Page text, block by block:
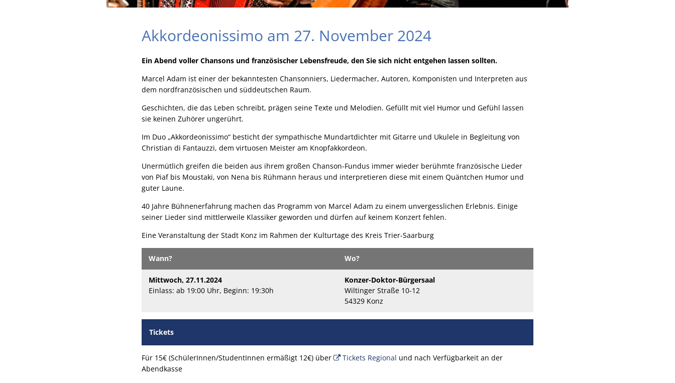
Akkordeonissimo am 27. November 2024
Ein Abend voller Chansons und französischer Lebensfreude, den Sie sich nicht entgehen lassen sollten.
Marcel Adam ist einer der bekanntesten Chansonniers, Liedermacher, Autoren, Komponisten und Interpreten aus
dem nordfranzösischen und süddeutschen Raum.
Geschichten, die das Leben schreibt, prägen seine Texte und Melodien. Gefüllt mit viel Humor und Gefühl lassen
sie keinen Zuhörer ungerührt.
Im Duo „Akkordeonissimo“ besticht der sympathische Mundartdichter mit Gitarre und Ukulele in Begleitung von
Christian di Fantauzzi, dem virtuosen Meister am Knopfakkordeon.
Unermütlich greifen die beiden aus ihrem großen Chanson-Fundus immer wieder berühmte französische Lieder
von Piaf bis Moustaki, von Nena bis Rühmann heraus und interpretieren diese mit einem Quäntchen Humor und
guter Laune.
40 Jahre Bühnenerfahrung machen das Programm von Marcel Adam zu einem unvergesslichen Erlebnis. Einige
seiner Lieder sind mittlerweile Klassiker geworden und dürfen auf keinem Konzert fehlen.
Eine Veranstaltung der Stadt Konz im Rahmen der Kulturtage des Kreis Trier-Saarburg
Wann? Wo?
Mittwoch, 27.11.2024
Einlass: ab 19:00 Uhr, Beginn: 19:30h
Konzer-Doktor-Bürgersaal
Wiltinger Straße 10-12
54329 Konz
Tickets
Für 15€ (SchülerInnen/StudentInnen ermäßigt 12€) über Tickets Regional und nach Verfügbarkeit an der
Abendkasse